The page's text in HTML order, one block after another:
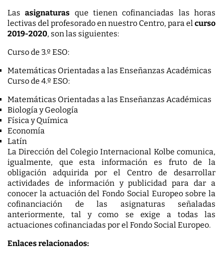
Lasasignaturas que tienen cofinanciadas las horas
lectivas del profesorado en nuestro Centro, para elcurso
2019-2020, son las siguientes:
Curso de 3.º ESO:
Matemáticas Orientadas a las Enseñanzas Académicas
Curso de 4.º ESO:
Matemáticas Orientadas a las Enseñanzas Académicas
Biología y Geología
Física y Química
Economía
Latín
La Dirección del Colegio Internacional Kolbe comunica,
igualmente, que esta información es fruto de la
obligación adquirida por el Centro de desarrollar
actividades de información y publicidad para dar a
conocer la actuación del Fondo Social Europeo sobre la
cofinanciación de las asignaturas señaladas
anteriormente, tal y como se exige a todas las
actuaciones cofinanciadas por el Fondo Social Europeo.
Enlaces relacionados: